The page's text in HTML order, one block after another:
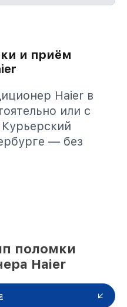
и приём
Haier в
или с
— без
поломки
Haier